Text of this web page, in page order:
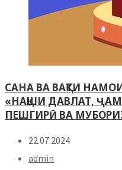
САНА ВА ВАҚТИ
«НАҚШИ ДАВЛАТ,
ПЕШГИРӢ ВА
22.07.2024
admin